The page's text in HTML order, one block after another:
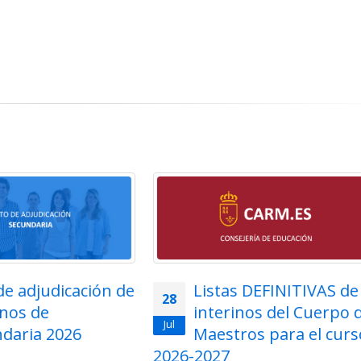
DEFINITIVAS de
del Cuerpo de
para el curso
27
Adjudicación
para
Cuerpo de
la Región de Murcia